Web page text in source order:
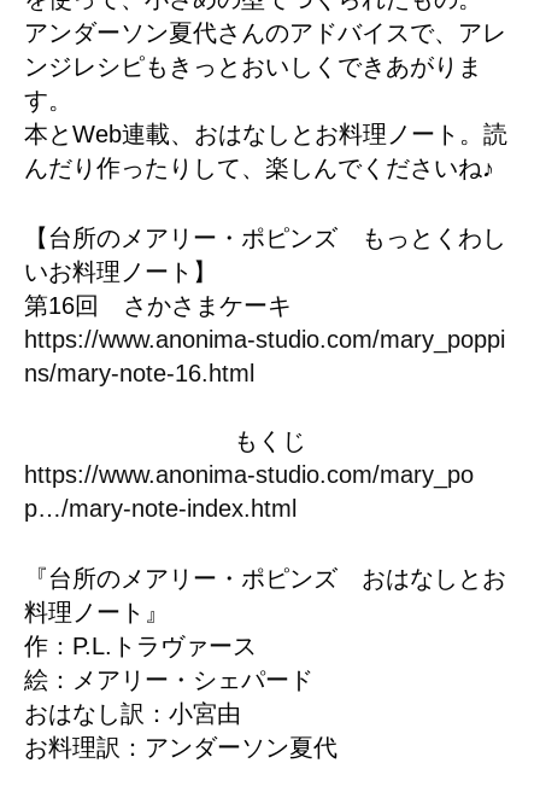
アンダーソン夏代さんのアドバイスで、アレ
ンジレシピもきっとおいしくできあがりま
す。
本とWeb連載、おはなしとお料理ノート。読
んだり作ったりして、楽しんでくださいね♪
【台所のメアリー・ポピンズ もっとくわし
いお料理ノート】
第16回 さかさまケーキ
https://www.anonima-studio.com/mary_poppi
ns/mary-note-16.html
もくじ
https://www.anonima-studio.com/mary_po
p…/mary-note-index.html
『台所のメアリー・ポピンズ おはなしとお
料理ノート』
作：P.L.トラヴァース
絵：メアリー・シェパード
おはなし訳：小宮由
お料理訳：アンダーソン夏代